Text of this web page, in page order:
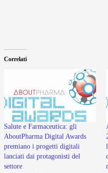
Correlati
Salute e Farmaceutica: gli
AboutPharma Digital Awards
premiano i progetti digitali
lanciati dai protagonisti del
settore